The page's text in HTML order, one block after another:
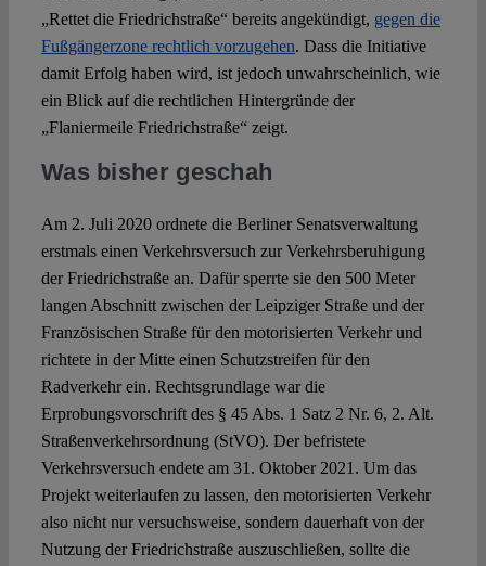
„Rettet die Friedrichstraße“ bereits angekündigt, gegen die
Fußgängerzone rechtlich vorzugehen. Dass die Initiative
damit Erfolg haben wird, ist jedoch unwahrscheinlich, wie
ein Blick auf die rechtlichen Hintergründe der
„Flaniermeile Friedrichstraße“ zeigt.
Was bisher geschah
Am 2. Juli 2020 ordnete die Berliner Senatsverwaltung
erstmals einen Verkehrsversuch zur Verkehrsberuhigung
der Friedrichstraße an. Dafür sperrte sie den 500 Meter
langen Abschnitt zwischen der Leipziger Straße und der
Französischen Straße für den motorisierten Verkehr und
richtete in der Mitte einen Schutzstreifen für den
Radverkehr ein. Rechtsgrundlage war die
Erprobungsvorschrift des § 45 Abs. 1 Satz 2 Nr. 6, 2. Alt.
Straßenverkehrsordnung (StVO). Der befristete
Verkehrsversuch endete am 31. Oktober 2021. Um das
Projekt weiterlaufen zu lassen, den motorisierten Verkehr
also nicht nur versuchsweise, sondern dauerhaft von der
Nutzung der Friedrichstraße auszuschließen, sollte die